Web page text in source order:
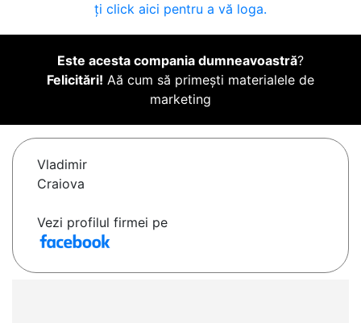
ți click aici pentru a vă loga.
Este acesta compania dumneavoastră?
Felicitări! Aă cum să primești materialele de
marketing
Vladimir
Craiova
Vezi profilul firmei pe